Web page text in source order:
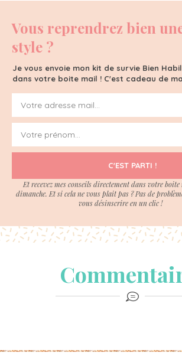
Vous reprendrez bien
style ?
Je vous envoie mon kit de survie Bien
dans votre boite mail ! C'est cadeau de
C'EST PARTI !
Et recevez mes conseils directement dans votre
dimanche. Et si cela ne vous plait pas ? Pas de
vous désinscrire en un clic !